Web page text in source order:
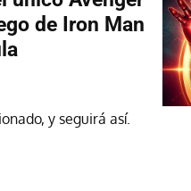
de Iron Man
y seguirá así.